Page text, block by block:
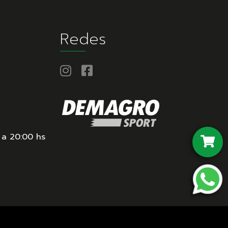
20:00 hs
Redes